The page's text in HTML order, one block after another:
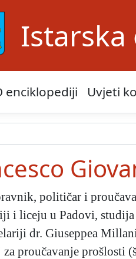
Istarska
enciklopediji Uvjeti
političar i
i liceju u Padovi,
dr. Giuseppea
proučavanje